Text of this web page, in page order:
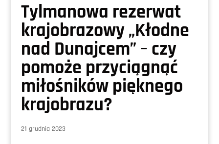
Tylmanowa rezerwat
krajobrazowy „Kłodne
nad Dunajcem” – czy
pomoże przyciągnąć
miłośników pięknego
krajobrazu?
21 grudnia 2023